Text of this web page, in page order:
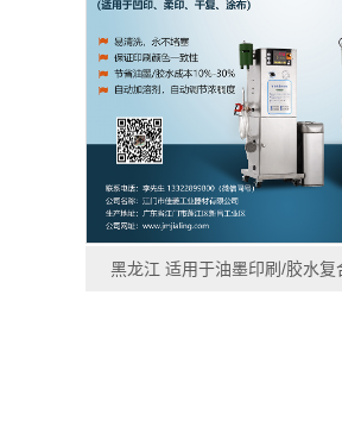
黑龙江 适用于油墨印刷/胶水复